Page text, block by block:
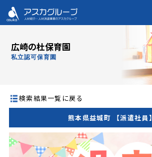
広崎の杜保育園
私立認可保育園
検索結果一覧に戻る
熊本県益城町 【派遣社員】